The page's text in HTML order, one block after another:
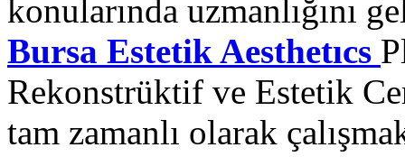
konularında uzmanlığını
Bursa EstetikAesthetıcs
Rekonstrüktif ve Estetik
tam zamanlı olarak